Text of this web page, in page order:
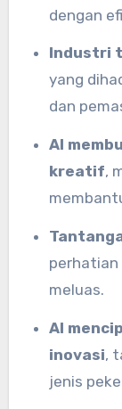
dengan
Industri
yang
dan
AI
kreatif,
perhatian
meluas.
AI
inovasi,
jenis